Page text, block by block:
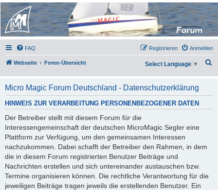
Micro Magic Forum
Deutschland
FAQ Anmelden
Registrieren
Webseite Foren-Übersicht
h
e
Select Language ▼
Micro Magic Forum Deutschland - Datenschutzerklärung
HINWEIS ZUR VERARBEITUNG PERSONENBEZOGENER DATEN
Der Betreiber stellt mit diesem Forum für die
Interessengemeinschaft der deutschen MicroMagic Segler eine
Plattform zur Verfügung, um den gemeinsamen Interessen
nachzukommen. Dabei schafft der Betreiber den Rahmen, in dem
die in diesem Forum registrierten Benutzer Beiträge und
Nachrichten erstellen und sich untereinander austauschen bzw.
Termine organisieren können. Die rechtliche Verantwortung für die
jeweiligen Beiträge tragen jeweils die erstellenden Benutzer. Ein